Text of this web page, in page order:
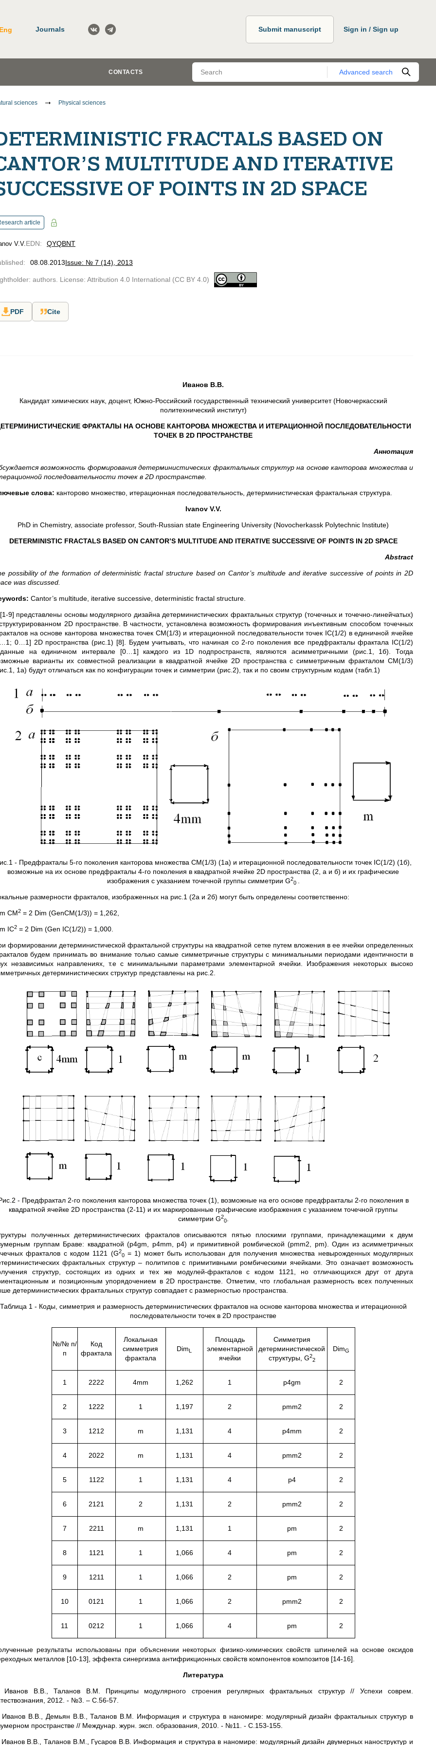
Eng Journals Submit manuscript Sign in / Sign up
CONTACTS Advanced search
sciences Physical sciences
FRACTALS BASED ON
MULTITUDE AND ITERATIVE
OF POINTS IN 2D SPACE
article
V.V. EDN: QYQBNT
: 08.08.2013Issue: № 7 (14), 2013
authors. License: Attribution 4.0 International (CC BY 4.0)
PDF Cite
Иванов В.В.
Кандидат химических наук, доцент, Южно-Российский государственный технический университет (Новочеркасский
политехнический институт)
ФРАКТАЛЫ НА ОСНОВЕ КАНТОРОВА МНОЖЕСТВА И ИТЕРАЦИОННОЙ ПОСЛЕДОВАТЕЛЬНОСТИ
ТОЧЕК В 2D ПРОСТРАНСТВЕ
Аннотация
возможность формирования детерминистических фрактальных структур на основе канторова множества и
последовательности точек в 2D пространстве.
слова: канторово множество, итерационная последовательность, детерминистическая фрактальная структура.
Ivanov V.V.
PhD in Chemistry, associate professor, South-Russian state Еngineering University (Novocherkassk Polytechnic Institute)
DETERMINISTIC FRACTALS BASED ON CANTOR’S MULTITUDE AND ITERATIVE SUCCESSIVE OF POINTS IN 2D SPACE
Abstract
possibility of the formation of deterministic fractal structure based on Cantor’s multitude and iterative successive of points in 2D
was discussed.
Cantor’s multitude, iterative successive, deterministic fractal structure.
9] представлены основы модулярного дизайна детерминистических фрактальных структур (точечных и точечно-линейчатых)
2D пространстве. В частности, установлена возможность формирования инъективным способом точечных
на основе канторова множества точек CM(1/3) и итерационной последовательности точек IC(1/2) в единичной ячейке
0…1] 2D пространства (рис.1) [8]. Будем учитывать, что начиная со 2-го поколения все предфракталы фрактала IC(1/2)
на единичном интервале [0…1] каждого из 1D подпространств, являются асимметричными (рис.1, 1б). Тогда
варианты их совместной реализации в квадратной ячейке 2D пространства с симметричным фракталом CM(1/3)
1а) будут отличаться как по конфигурации точек и симметрии (рис.2), так и по своим структурным кодам (табл.1)
- Предфракталы 5-го поколения канторова множества CM(1/3) (1а) и итерационной последовательности точек IC(1/2) (1б),
возможные на их основе предфракталы 4-го поколения в квадратной ячейке 2D пространства (2, а и б) и их графические
изображения с указанием точечной группы симметрии G2
0
размерности фракталов, изображенных на рис.1 (2а и 2б) могут быть определены соответственно:
CM2 = 2 Dim (GenCM(1/3)) = 1,262,
IC2 = 2 Dim (Gen IC(1/2)) = 1,000.
формировании детерминистической фрактальной структуры на квадратной сетке путем вложения в ее ячейки определенных
будем принимать во внимание только самые симметричные структуры с минимальными периодами идентичности в
независимых направлениях, т.е с минимальными параметрами элементарной ячейки. Изображения некоторых высоко
детерминистических структур представлены на рис.2.
- Предфрактал 2-го поколения канторова множества точек (1), возможные на его основе предфракталы 2-го поколения в
квадратной ячейке 2D пространства (2-11) и их маркированные графические изображения с указанием точечной группы
симметрии G2
0.
полученных детерминистических фракталов описываются пятью плоскими группами, принадлежащими к двум
группам Браве: квадратной (p4gm, p4mm, p4) и примитивной ромбической (pmm2, pm). Один из асимметричных
фракталов с кодом 1121 (G2
0= 1) может быть использован для получения множества невырожденных модулярных
фрактальных структур – политипов с примитивными ромбическими ячейками. Это означает возможность
структур, состоящих из одних и тех же модулей-фракталов с кодом 1121, но отличающихся друг от друга
и позиционным упорядочением в 2D пространстве. Отметим, что глобальная размерность всех полученных
детерминистических фрактальных структур совпадает с размерностью пространства.
Таблица 1 - Коды, симметрия и размерность детерминистических фракталов на основе канторова множества и итерационной
последовательности точек в 2D пространстве
№/№ п/
п
Код
фрактала
Локальная
симметрия
фрактала
DimL
Площадь
элементарной
ячейки
Симметрия
детерминистической
структуры, G2
2
DimG
1 2222 4mm 1,262 1 p4gm 2
2 1222 1 1,197 2 pmm2 2
3 1212 m 1,131 4 p4mm 2
4 2022 m 1,131 4 pmm2 2
5 1122 1 1,131 4 p4 2
6 2121 2 1,131 2 pmm2 2
7 2211 m 1,131 1 pm 2
8 1121 1 1,066 4 pm 2
9 1211 1 1,066 2 pm 2
10 0121 1 1,066 2 pmm2 2
11 0212 1 1,066 4 pm 2
результаты использованы при объяснении некоторых физико-химических свойств шпинелей на основе оксидов
металлов [10-13], эффекта синергизма антифрикционных свойств компонентов композитов [14-16].
Литература
Иванов В.В., Таланов В.М. Принципы модулярного строения регулярных фрактальных структур // Успехи соврем.
2012. - №3. – С.56-57.
Иванов В.В., Демьян В.В., Таланов В.М. Информация и структура в наномире: модулярный дизайн фрактальных структур в
пространстве // Междунар. журн. эксп. образования, 2010. - №11. - С.153-155.
В.В., Таланов В.М., Гусаров В.В. Информация и структура в наномире: модулярный дизайн двумерных наноструктур и